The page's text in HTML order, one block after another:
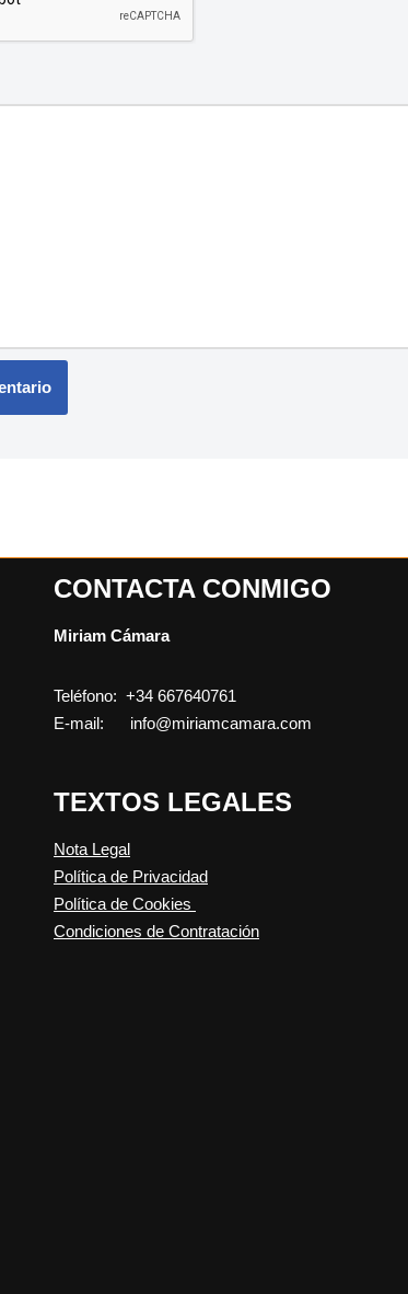
CONTACTA CONMIGO
Miriam Cámara
Teléfono: +34 667640761
E-mail: info@miriamcamara.com
TEXTOS LEGALES
Nota Legal
Política de Privacidad
Política de Cookies
Condiciones de Contratación